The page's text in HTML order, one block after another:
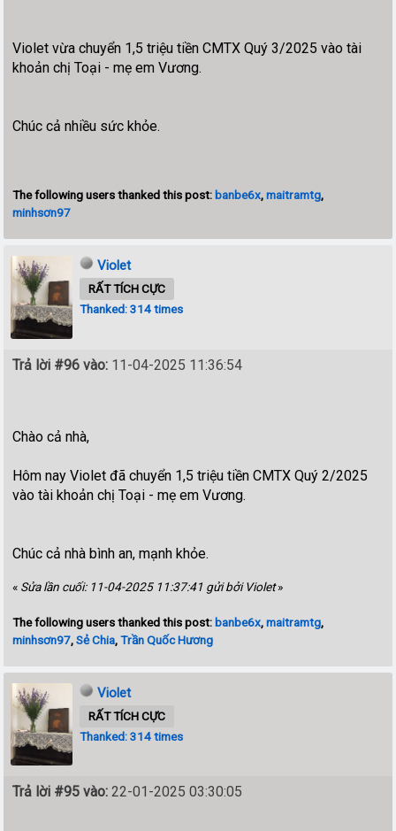
Violet vừa chuyển 1,5 triệu tiền CMTX Quý 3/2025 vào tài
khoản chị Toại - mẹ em Vương.
Chúc cả nhiều sức khỏe.
The following users thanked this post: banbe6x,maitramtg,
minhsơn97
Violet
RẤT TÍCH CỰC
Thanked: 314 times
Trả lời #96 vào: 11-04-2025 11:36:54
Chào cả nhà,
Hôm nay Violet đã chuyển 1,5 triệu tiền CMTX Quý 2/2025
vào tài khoản chị Toại - mẹ em Vương.
Chúc cả nhà bình an, mạnh khỏe.
« Sửa lần cuối: 11-04-2025 11:37:41 gửi bởi Violet»
The following users thanked this post: banbe6x,maitramtg,
minhsơn97,Sẻ Chia,Trần Quốc Hương
Violet
RẤT TÍCH CỰC
Thanked: 314 times
Trả lời #95 vào: 22-01-2025 03:30:05